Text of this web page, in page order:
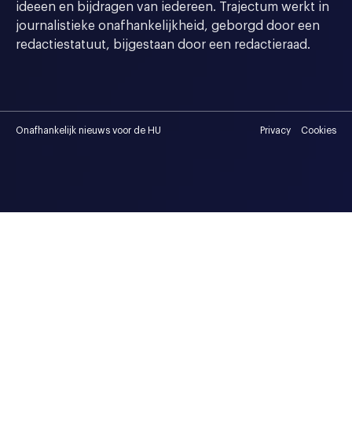
ideeen en bijdragen van iedereen. Trajectum werkt in
journalistieke onafhankelijkheid, geborgd door een
redactiestatuut, bijgestaan door een redactieraad.
Onafhankelijk nieuws voor de HU Privacy Cookies